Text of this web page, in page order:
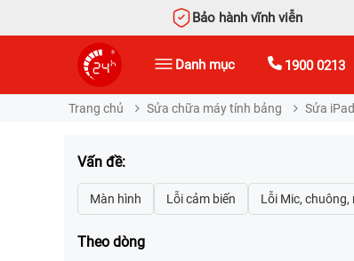
Bảo hành vĩnh viễn
Danh mục 1900 0213
Trang chủ Sửa chữa máy tính bảng Sửa iPad
Vấn đề:
Theo dòng